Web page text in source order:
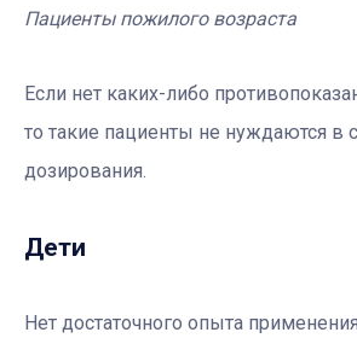
Пациенты пожилого возраста
Если нет каких-либо
то такие пациенты не нуждаются в
дозирования.
Дети
Нет достаточного опыта